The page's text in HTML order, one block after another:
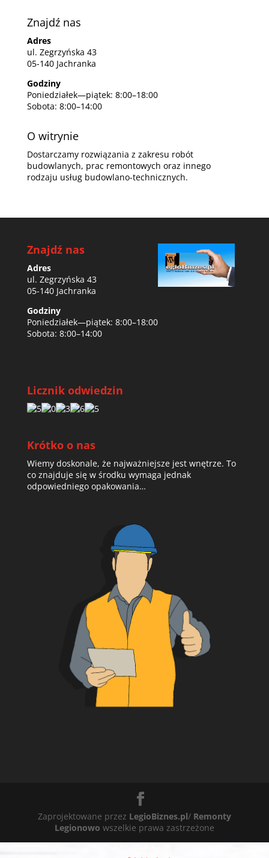
Znajdź nas
Adres
ul. Zegrzyńska 43
05-140 Jachranka
Godziny
Poniedziałek—piątek: 8:00–18:00
Sobota: 8:00–14:00
O witrynie
Dostarczamy rozwiązania z zakresu robót
budowlanych, prac remontowych oraz innego
rodzaju usług budowlano-technicznych.
Znajdź nas
Adres
ul. Zegrzyńska 43
05-140 Jachranka
Godziny
Poniedziałek—piątek: 8:00–18:00
Sobota: 8:00–14:00
Licznik odwiedzin
Krótko o nas
Wiemy doskonale, że najważniejsze jest wnętrze. To
co znajduje się w środku wymaga jednak
odpowiedniego opakowania…
Zaprojektowane przez LegioBiznes.pl/ Remonty
Legionowo wszelkie prawa zastrzeżone